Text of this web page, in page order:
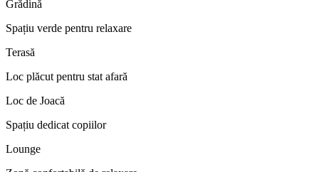
Grădină
Spațiu verde pentru relaxare
Terasă
Loc plăcut pentru stat afară
Loc de Joacă
Spațiu dedicat copiilor
Lounge